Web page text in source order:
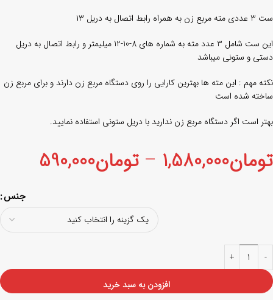
ست 3 عددی مته مربع زن به همراه رابط اتصال به دریل ۱۳
این ست شامل 3 عدد مته به شماره های 8-10-12 میلیمتر و رابط اتصال به دریل
دستی و ستونی میباشد
نکته مهم : این مته ها بهترین کارایی را روی دستگاه مربع زن دارند و برای مربع زن
ساخته شده است
بهتر است اگر دستگاه مربع زن ندارید با دریل ستونی استفاده نمایید.
تومان1,580,000
– تومان590,000
جنس
افزودن به سبد خرید